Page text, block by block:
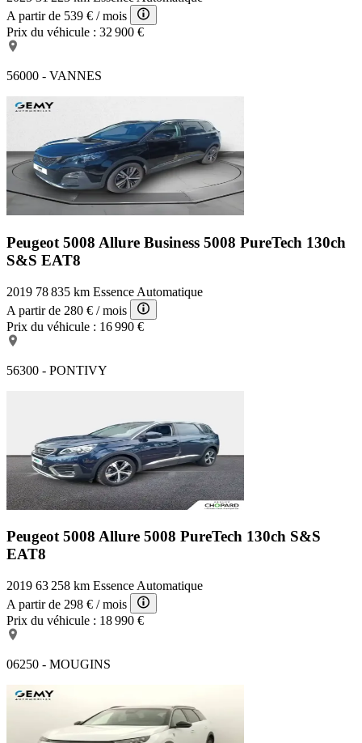
A partir de 539 € / mois
Prix du véhicule : 32 900 €
56000 - VANNES
Peugeot 5008 Allure Business 5008 PureTech 130ch
S&S EAT8
2019 78 835 km Essence Automatique
A partir de 280 € / mois
Prix du véhicule : 16 990 €
56300 - PONTIVY
Peugeot 5008 Allure 5008 PureTech 130ch S&S
EAT8
2019 63 258 km Essence Automatique
A partir de 298 € / mois
Prix du véhicule : 18 990 €
06250 - MOUGINS